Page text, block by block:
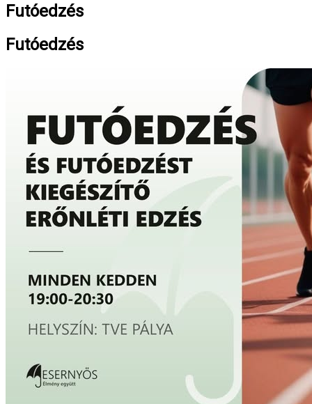
Futóedzés
Futóedzés